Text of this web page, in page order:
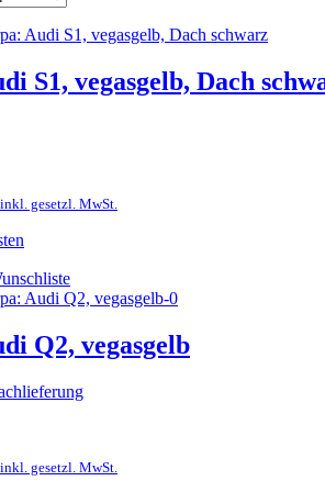
S1, vegasgelb, Dach
inkl. gesetzl. MwSt.
Q2, vegasgelb
inkl. gesetzl. MwSt.